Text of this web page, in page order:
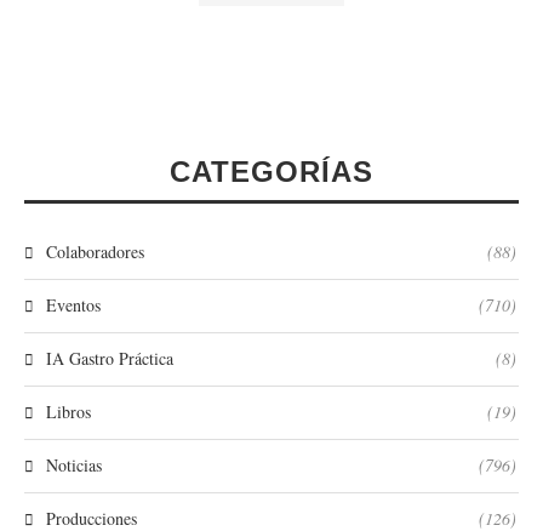
CATEGORÍAS
Colaboradores (88)
Eventos (710)
IA Gastro Práctica (8)
Libros (19)
Noticias (796)
Producciones (126)